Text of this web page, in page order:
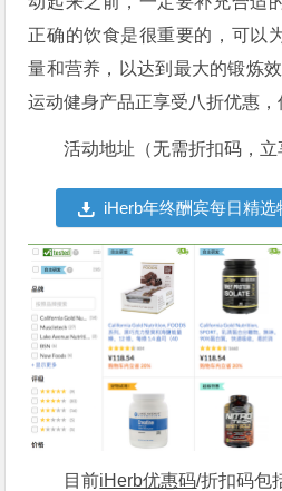
正确的饮食是很重要的，可以
量和营养，以达到最大的锻炼
运动健身产品正享受八折优惠，
活动地址（无需折扣码，立
iHerb年终酬宾每日精
身产品八
目前iHerb优惠码/折扣码包